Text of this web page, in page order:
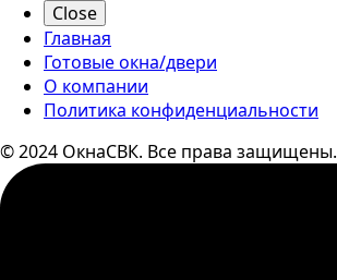
Close
Главная
Готовые окна/двери
О компании
Политика конфиденциальности
© 2024 ОкнаСВК. Все права защищены.